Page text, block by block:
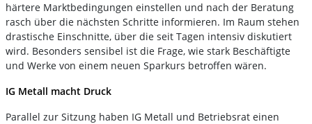
härtere Marktbedingungen einstellen und nach der Beratung
rasch über die nächsten Schritte informieren. Im Raum stehen
drastische Einschnitte, über die seit Tagen intensiv diskutiert
wird. Besonders sensibel ist die Frage, wie stark Beschäftigte
und Werke von einem neuen Sparkurs betroffen wären.
IG Metall macht Druck
Parallel zur Sitzung haben IG Metall und Betriebsrat einen